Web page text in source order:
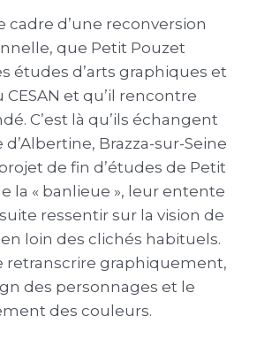
cadre d’une reconversion
que Petit Pouzet
études d’arts graphiques et
CESAN et qu’il rencontre
C’est là qu’ils échangent
d’Albertine, Brazza-sur-Seine
de fin d’études de Petit
la « banlieue », leur entente
ressentir sur la vision de
loin des clichés habituels.
retranscrire graphiquement,
des personnages et le
des couleurs.